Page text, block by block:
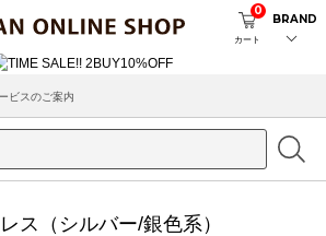
カート
0
BRAND
ビスのご案内
ス（シルバー/銀色系）